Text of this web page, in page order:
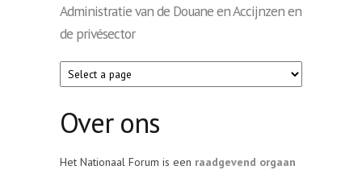
Administratie van de Douane en Accijnzen en
de privésector
Over ons
Het Nationaal Forum is een raadgevend orgaan